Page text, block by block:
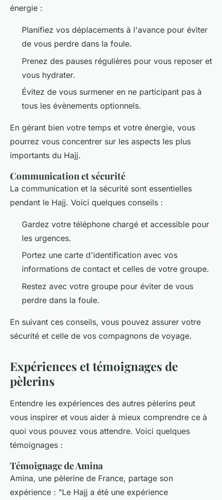
énergie :
Planifiez vos déplacements à l'avance pour éviter
de vous perdre dans la foule.
Prenez des pauses régulières pour vous reposer et
vous hydrater.
Évitez de vous surmener en ne participant pas à
tous les évènements optionnels.
En gérant bien votre temps et votre énergie, vous
pourrez vous concentrer sur les aspects les plus
importants du Hajj.
Communication et sécurité
La communication et la sécurité sont essentielles
pendant le Hajj. Voici quelques conseils :
Gardez votre téléphone chargé et accessible pour
les urgences.
Portez une carte d'identification avec vos
informations de contact et celles de votre groupe.
Restez avec votre groupe pour éviter de vous
perdre dans la foule.
En suivant ces conseils, vous pouvez assurer votre
sécurité et celle de vos compagnons de voyage.
Expériences et témoignages de
pèlerins
Entendre les expériences des autres pèlerins peut
vous inspirer et vous aider à mieux comprendre ce à
quoi vous pouvez vous attendre. Voici quelques
témoignages :
Témoignage de Amina
Amina, une pèlerine de France, partage son
expérience : "Le Hajj a été une expérience